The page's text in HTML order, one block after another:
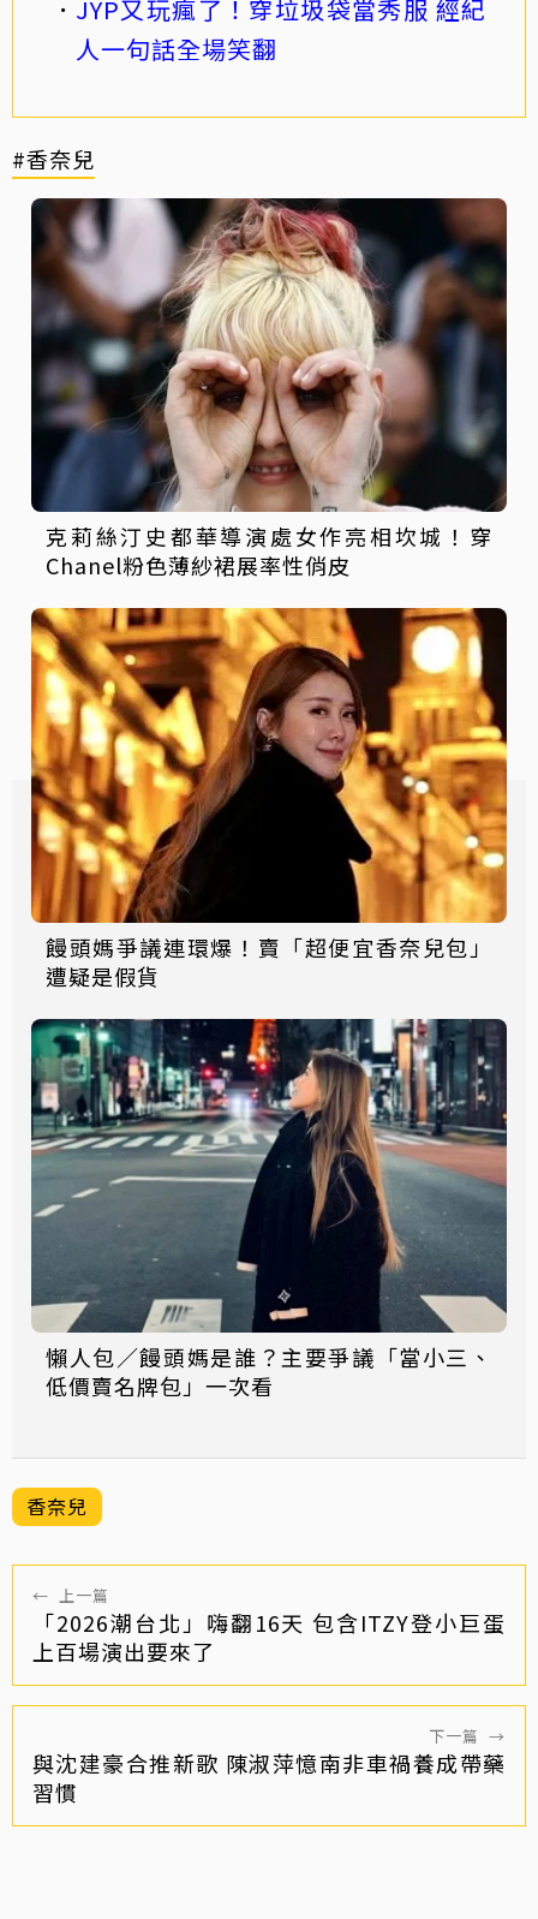
JYP又玩瘋了！穿垃圾袋當秀服 經紀
人一句話全場笑翻
#香奈兒
克莉絲汀史都華導演處女作亮相坎城！穿
Chanel粉色薄紗裙展率性俏皮
饅頭媽爭議連環爆！賣「超便宜香奈兒包」
遭疑是假貨
懶人包／饅頭媽是誰？主要爭議「當小三、
低價賣名牌包」一次看
香奈兒
← 上一篇
「2026潮台北」嗨翻16天 包含ITZY登小巨蛋
上百場演出要來了
下一篇 →
與沈建豪合推新歌 陳淑萍憶南非車禍養成帶藥
習慣